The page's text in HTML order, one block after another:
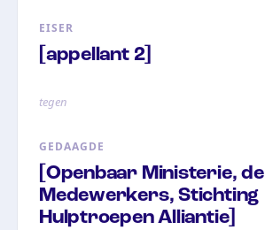
EISER
[appellant 2]
tegen
GEDAAGDE
[Openbaar Ministerie, de
Medewerkers, Stichting
Hulptroepen Alliantie]